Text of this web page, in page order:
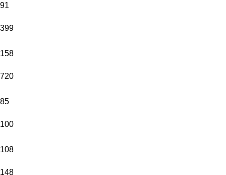
91
399
158
720
85
100
108
148